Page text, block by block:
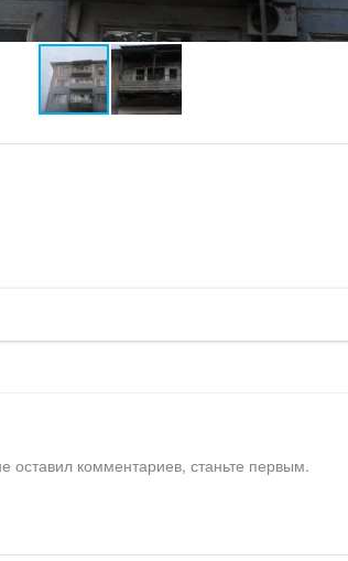
оставил комментариев, станьте первым.